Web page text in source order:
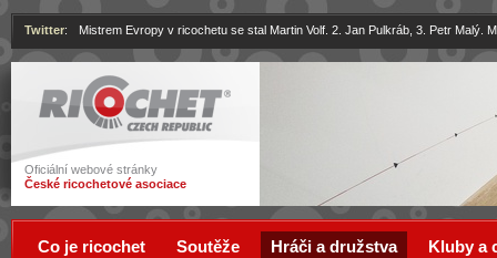
Ricochet
Oficiální webové stránky
České ricochetové asociace
Twitter: Mistrem Evropy v ricochetu se stal Martin Volf. 2. Jan Pulkráb, 3. Petr Malý.
Co je ricochet Soutěže Hráči a družstva Kluby a